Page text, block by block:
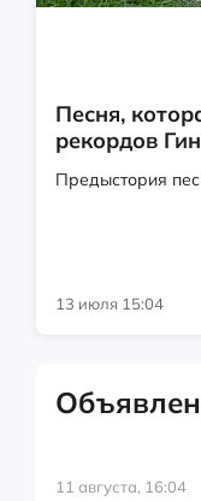
Песня,
рекордов
Предыстория
13 июля 15:04
11 августа, 16:04